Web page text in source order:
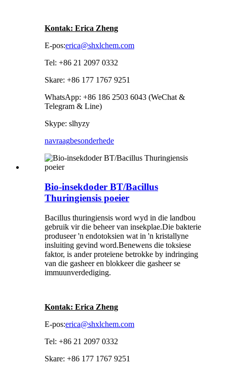
Kontak: Erica Zheng
E-pos:erica@shxlchem.com
Tel: +86 21 2097 0332
Skare: +86 177 1767 9251
WhatsApp: +86 186 2503 6043 (WeChat &
Telegram & Line)
Skype: slhyzy
navraagbesonderhede
Bio-insekdoder BT/Bacillus
Thuringiensis poeier
Bacillus thuringiensis word wyd in die landbou
gebruik vir die beheer van insekplae.Die bakterie
produseer 'n endotoksien wat in 'n kristallyne
insluiting gevind word.Benewens die toksiese
faktor, is ander proteïene betrokke by indringing
van die gasheer en blokkeer die gasheer se
immuunverdediging.
Kontak: Erica Zheng
E-pos:erica@shxlchem.com
Tel: +86 21 2097 0332
Skare: +86 177 1767 9251